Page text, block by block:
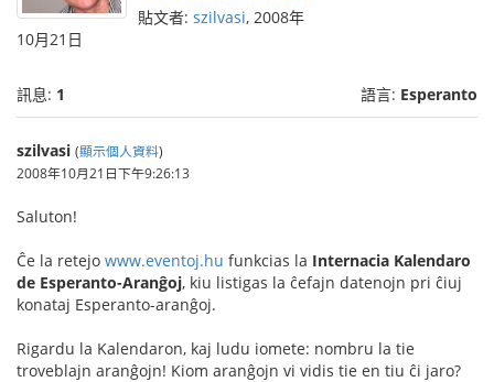
貼文者: szilvasi, 2008年
10月21日
訊息: 1 語言: Esperanto
szilvasi (顯示個人資料)
2008年10月21日下午9:26:13
Saluton!
Ĉe la retejo www.eventoj.hu funkcias la Internacia Kalendaro
de Esperanto-Aranĝoj, kiu listigas la ĉefajn datenojn pri ĉiuj
konataj Esperanto-aranĝoj.
Rigardu la Kalendaron, kaj ludu iomete: nombru la tie
troveblajn aranĝojn! Kiom aranĝojn vi vidis tie en tiu ĉi jaro?